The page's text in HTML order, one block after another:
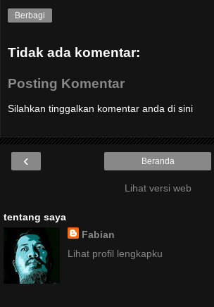
Berbagi
Tidak ada komentar:
Posting Komentar
Silahkan tinggalkan komentar anda di sini
‹ Beranda
Lihat versi web
tentang saya
Fabian
Lihat profil lengkapku